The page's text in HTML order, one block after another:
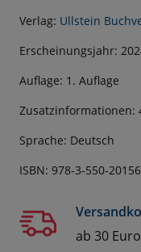
Verlag: Ullstein
Erscheinungsjahr:
Auflage: 1. Auflage
Zusatzinformationen:
Sprache: Deutsch
ISBN: 978-3-550-
ab 30 Euro